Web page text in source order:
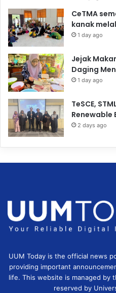
CeTMA
kanak
1 day ago
Jejak
Daging
1 day ago
TeSCE,
Renewable
2 days ago
UUM Today is the official news
providing important
life. This website is managed by
reserved by